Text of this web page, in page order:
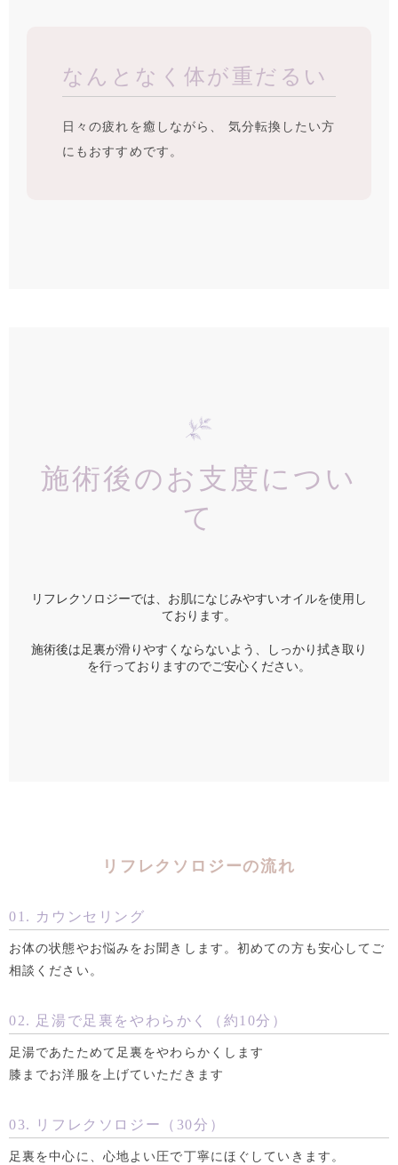
なんとなく体が重だるい
日々の疲れを癒しながら、 気分転換したい方
にもおすすめです。
施術後のお支度につい
て
リフレクソロジーでは、お肌になじみやすいオイルを使用し
ております。
施術後は足裏が滑りやすくならないよう、しっかり拭き取り
を行っておりますのでご安心ください。
リフレクソロジーの流れ
01. カウンセリング
お体の状態やお悩みをお聞きします。初めての方も安心してご
相談ください。
02. 足湯で足裏をやわらかく（約10分）
足湯であたためて足裏をやわらかくします
膝までお洋服を上げていただきます
03. リフレクソロジー（30分）
足裏を中心に、心地よい圧で丁寧にほぐしていきます。